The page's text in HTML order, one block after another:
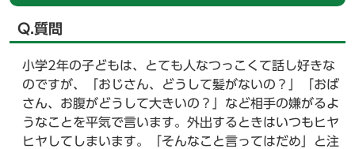
Q.質問
小学2年の子どもは、とても人なつっこくて話し好きな
のですが、「おじさん、どうして髪がないの？」「おば
さん、お腹がどうして大きいの？」など相手の嫌がるよ
うなことを平気で言います。外出するときはいつもヒヤ
ヒヤしてしまいます。「そんなこと言ってはだめ」と注